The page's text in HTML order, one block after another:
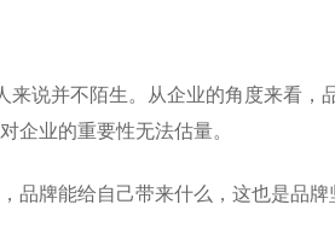
来说并不陌生。从企业的角度来看，
企业的重要性无法估量。
品牌能给自己带来什么，这也是品牌